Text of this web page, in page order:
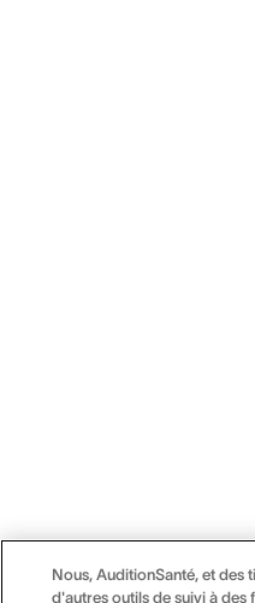
Nous, AuditionSanté, et des
d'autres outils de suivi à des